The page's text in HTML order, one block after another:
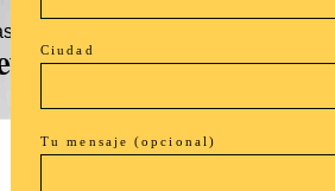
novedades en tu buzón!
Ciudad
Tu mensaje (opcional)